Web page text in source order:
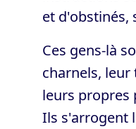
et d'obstinés,
Ces gens-là
charnels, leur
leurs propres
Ils s'arrogent